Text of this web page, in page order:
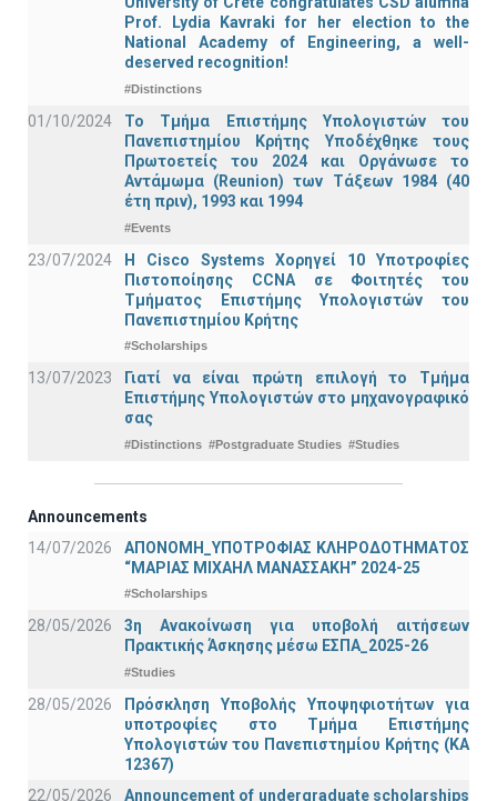
Prof. Lydia Kavraki for her election to the
National Academy of Engineering, a well-
deserved recognition!
#Distinctions
01/10/2024
Το Τμήμα Επιστήμης Υπολογιστών του
Πανεπιστημίου Κρήτης Υποδέχθηκε τους
Πρωτοετείς του 2024 και Οργάνωσε το
Αντάμωμα (Reunion) των Τάξεων 1984 (40
έτη πριν), 1993 και 1994
#Events
23/07/2024
Η Cisco Systems Χορηγεί 10 Υποτροφίες
Πιστοποίησης CCNA σε Φοιτητές του
Τμήματος Επιστήμης Υπολογιστών του
Πανεπιστημίου Κρήτης
#Scholarships
13/07/2023
Γιατί να είναι πρώτη επιλογή το Τμήμα
Επιστήμης Υπολογιστών στο μηχανογραφικό
σας
#Distinctions #Postgraduate Studies #Studies
Announcements
14/07/2026
ΑΠΟΝΟΜΗ_ΥΠΟΤΡΟΦΙΑΣ ΚΛΗΡΟΔΟΤΗΜΑΤΟΣ
“ΜΑΡΙΑΣ ΜΙΧΑΗΛ ΜΑΝΑΣΣΑΚΗ” 2024-25
#Scholarships
28/05/2026
3η Ανακοίνωση για υποβολή αιτήσεων
Πρακτικής Άσκησης μέσω ΕΣΠΑ_2025-26
#Studies
28/05/2026
Πρόσκληση Υποβολής Υποψηφιοτήτων για
υποτροφίες στο Τμήμα Επιστήμης
Υπολογιστών του Πανεπιστημίου Κρήτης (ΚΑ
12367)
22/05/2026
Announcement of undergraduate scholarships